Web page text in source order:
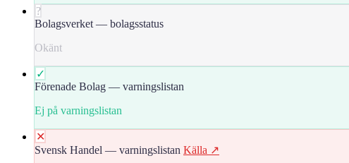
?
Bolagsverket — bolagsstatus
Okänt
✓
Förenade Bolag — varningslistan
Ej på varningslistan
✕
Svensk Handel — varningslistan Källa ↗